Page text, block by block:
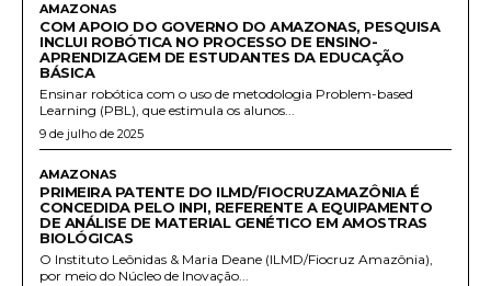
AMAZONAS
COM APOIO DO GOVERNO DO AMAZONAS, PESQUISA
INCLUI ROBÓTICA NO PROCESSO DE ENSINO-
APRENDIZAGEM DE ESTUDANTES DA EDUCAÇÃO
BÁSICA
Ensinar robótica com o uso de metodologia Problem-based
Learning (PBL), que estimula os alunos...
9 de julho de 2025
AMAZONAS
PRIMEIRA PATENTE DO ILMD/FIOCRUZAMAZÔNIA É
CONCEDIDA PELO INPI, REFERENTE A EQUIPAMENTO
DE ANÁLISE DE MATERIAL GENÉTICO EM AMOSTRAS
BIOLÓGICAS
O Instituto Leônidas & Maria Deane (ILMD/Fiocruz Amazônia),
por meio do Núcleo de Inovação...